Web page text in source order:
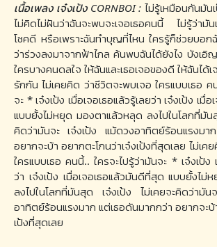
เนื้อเพลง เจ๋งเป้ง CORNBOI : ไม่รู้เหมือนกันมันเ
ไม่คิดไม่ฝันว่าฉันจะพบจะเจอเธอคนนี้ ไม่รู้ว่ามัน
โชคดี หรือเพราะฉันทําบุญที่ไหน ใครรู้ก็ช่วยบอ
ว่าร่วงลงมาจากฟ้าไกล ค้นพบฉันได้ยังไง บังเอิ
ใครบางคนดลใจ ให้ฉันและเธอเจอของดี ให้ฉันได้
รักกัน ไม่เคยคิด ว่าชีวิตจะพบเจอ ใครแบบเธอ ค
จะ * เจ๋งเป้ง เมื่อเจอเธอแล้วรู้เลยว่า เจ๋งเป้ง เมื่
แบบยั้งไม่หยุด มองตาแล้วหลุด ลงไปในโลกที่มันสุ
คิดว่ามันจะ เจ๋งเป้ง แม้ดวงอาทิตย์ร้อนแรงมา
อยากจะบ้า อยากตะโกนว่าเจ๋งเป้งที่สุดเลย ไม่เค
ใครแบบเธอ คนนี้.. ใครจะไปรู้ว่ามันจะ * เจ๋งเป้ง
ว่า เจ๋งเป้ง เมื่อเจอเธอแล้วมันดีที่สุด แบบยั้งไ
ลงไปในโลกที่มันสุด เจ๋งเป้ง ไม่เคยจะคิดว่ามั
อาทิตย์ร้อนแรงมาก แต่เธอดันมากกว่า อยากจะบ้
เป้งที่สุดเลย